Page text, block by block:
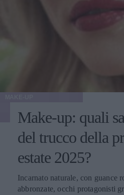
Make-up: quali
del trucco della
estate 2025?
Incarnato naturale, con guance
abbronzate, occhi protagonisti